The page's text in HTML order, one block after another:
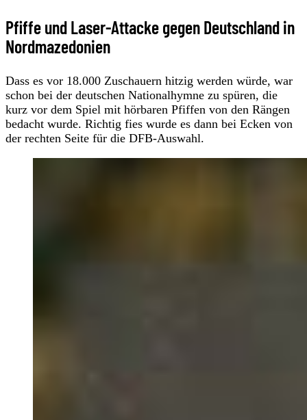
Pfiffe und Laser-Attacke gegen Deutschland in
Nordmazedonien
Dass es vor 18.000 Zuschauern hitzig werden würde, war
schon bei der deutschen Nationalhymne zu spüren, die
kurz vor dem Spiel mit hörbaren Pfiffen von den Rängen
bedacht wurde. Richtig fies wurde es dann bei Ecken von
der rechten Seite für die DFB-Auswahl.